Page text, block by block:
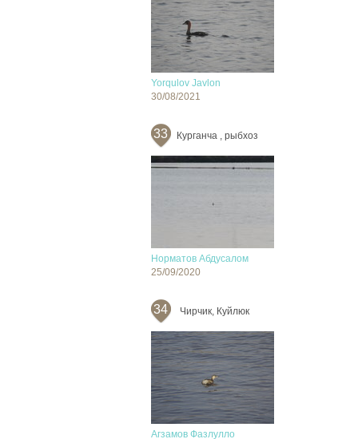
Yorqulov Javlon
30/08/2021
33 Курганча , рыбхоз
Норматов Абдусалом
25/09/2020
34 Чирчик, Куйлюк
Агзамов Фазлулло